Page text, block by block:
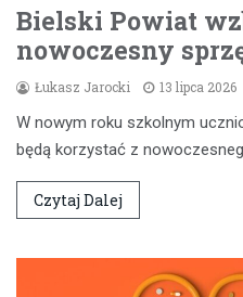
Bielski Powiat
nowoczesny
Łukasz Jarocki 13 lipca 2026
W nowym roku szkolnym
będą korzystać z
Czytaj Dalej